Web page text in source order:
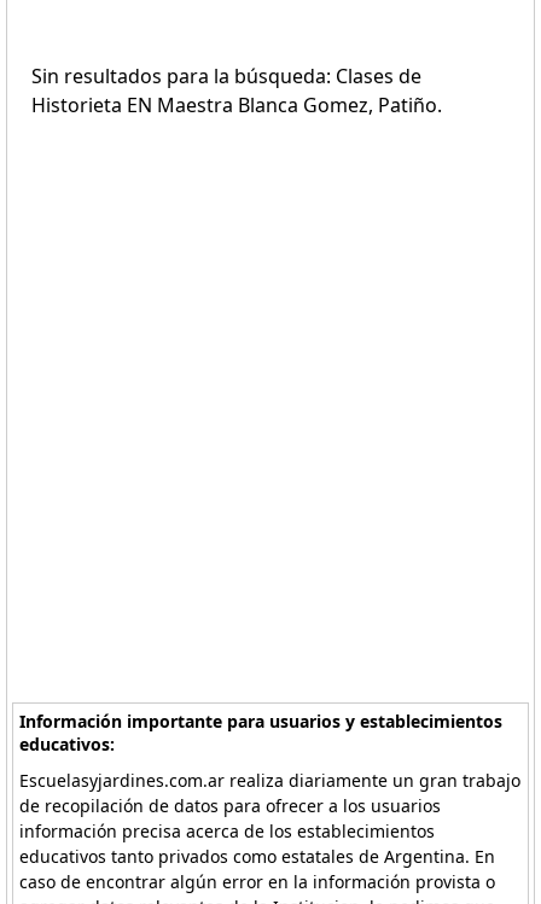
Sin resultados para la búsqueda: Clases de
Historieta EN Maestra Blanca Gomez, Patiño.
Información importante para usuarios y establecimientos
educativos:
Escuelasyjardines.com.ar realiza diariamente un gran trabajo
de recopilación de datos para ofrecer a los usuarios
información precisa acerca de los establecimientos
educativos tanto privados como estatales de Argentina. En
caso de encontrar algún error en la información provista o